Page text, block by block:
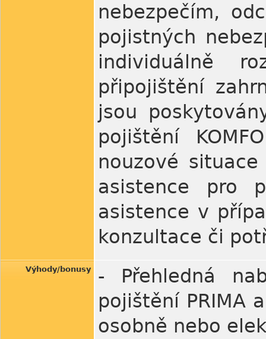
nebezpečím,
pojistných
individuálně
připojištění
jsou
pojištění
nouzové
asistence pro
asistence v
konzultace či
Výhody/bonusy
- Přehledná
pojištění PRIMA
osobně nebo